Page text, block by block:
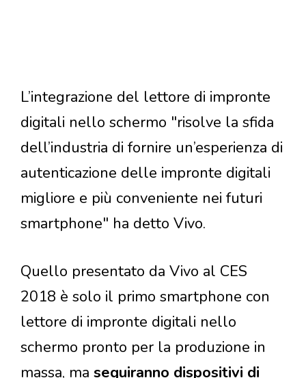
L’integrazione del lettore di impronte
digitali nello schermo "risolve la sfida
dell’industria di fornire un’esperienza di
autenticazione delle impronte digitali
migliore e più conveniente nei futuri
smartphone" ha detto Vivo.
Quello presentato da Vivo al CES
2018 è solo il primo smartphone con
lettore di impronte digitali nello
schermo pronto per la produzione in
massa, ma seguiranno dispositivi di